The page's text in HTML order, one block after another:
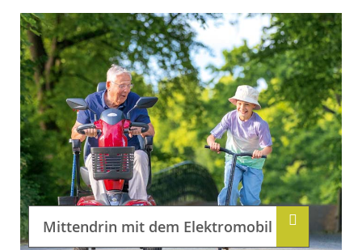
Mittendrin mit dem Elektromobil